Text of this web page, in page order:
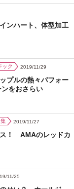
ンハート、体型加工
ック 2019/11/29
プルの熱々パフォー
をおさらい
2019/11/27
ス！ AMAのレッドカ
11/25